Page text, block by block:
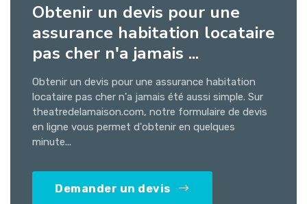
Obtenir un devis pour une
assurance habitation locataire
pas cher n'a jamais ...
Obtenir un devis pour une assurance habitation
locataire pas cher n'a jamais été aussi simple. Sur
theatredelamaison.com, notre formulaire de devis
en ligne vous permet d'obtenir en quelques
minute...
Demander un devis